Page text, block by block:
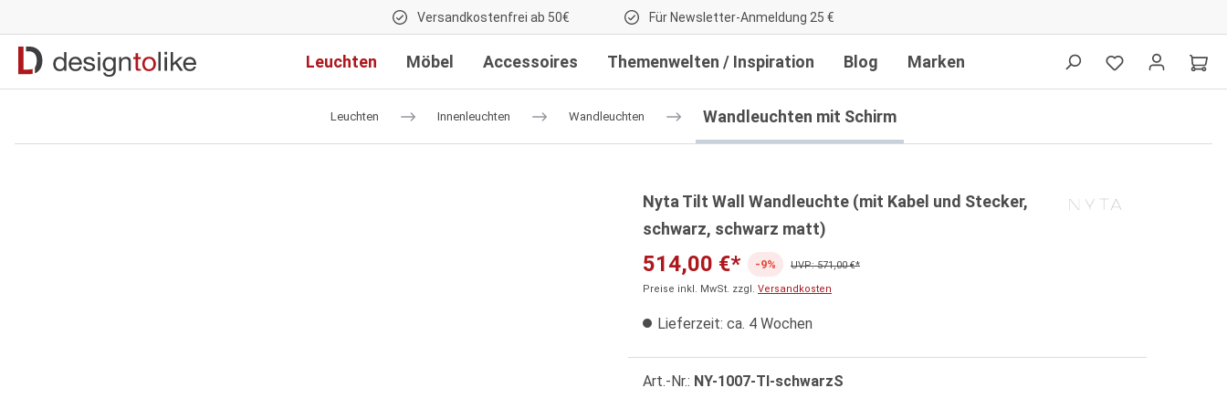
Versandkostenfrei ab 50€ Für Newsletter-Anmeldung 25 €
Leuchten Möbel Accessoires Themenwelten / Inspiration Blog Marken
Leuchten Innenleuchten Wandleuchten Wandleuchten mit Schirm
Nyta Tilt Wall Wandleuchte (mit Kabel und Stecker,
schwarz, schwarz matt)
514,00 €* -9%
UVP: 571,00 €*
Preise inkl. MwSt. zzgl. Versandkosten
Lieferzeit: ca. 4 Wochen
Art.-Nr.: NY-1007-TI-schwarzS